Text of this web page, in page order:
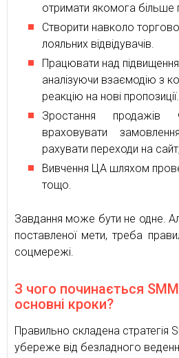
отримати якомога більше
Створити навколо
лояльних відвідувачів.
Працювати над
аналізуючи взаємодію з
реакцію на нові пропозиції.
Зростання продажів
враховувати
рахувати переходи на
Вивчення ЦА шляхом
тощо.
Завдання може бути не одне.
поставленої мети, треба
соцмережі.
З чого починається
основні кроки?
Правильно складена стратегія
убереже від безладного